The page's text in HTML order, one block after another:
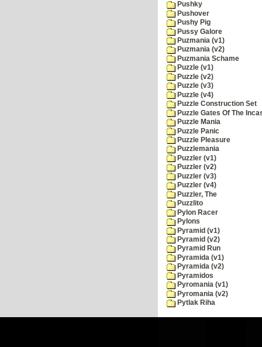
Pushky
Pushover
Pushy Pig
Pussy Galore
Puzmania (v1)
Puzmania (v2)
Puzmania Schame
Puzzle (v1)
Puzzle (v2)
Puzzle (v3)
Puzzle (v4)
Puzzle Construction Set
Puzzle Gates Of The
Puzzle Mania
Puzzle Panic
Puzzle Pleasure
Puzzlemania
Puzzler (v1)
Puzzler (v2)
Puzzler (v3)
Puzzler (v4)
Puzzler, The
Puzzlito
Pylon Racer
Pylons
Pyramid (v1)
Pyramid (v2)
Pyramid Run
Pyramida (v1)
Pyramida (v2)
Pyramidos
Pyromania (v1)
Pyromania (v2)
Pytlak Riha